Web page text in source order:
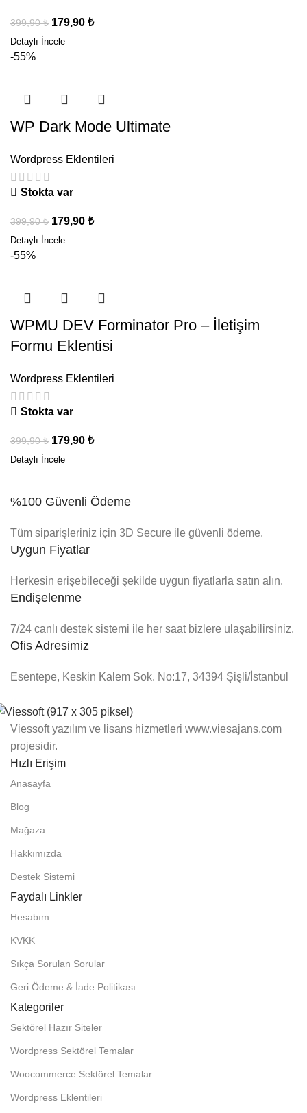
399,90₺ 179,90 ₺
-55%
WP Dark Mode Ultimate
Wordpress Eklentileri
Stokta var
399,90₺ 179,90 ₺
-55%
WPMU DEV Forminator Pro – İletişim
Formu Eklentisi
Wordpress Eklentileri
Stokta var
399,90₺ 179,90 ₺
%100 Güvenli Ödeme
Tüm siparişleriniz için 3D Secure ile güvenli ödeme.
Uygun Fiyatlar
Herkesin erişebileceği şekilde uygun fiyatlarla satın alın.
Endişelenme
7/24 canlı destek sistemi ile her saat bizlere ulaşabilirsiniz.
Ofis Adresimiz
Esentepe, Keskin Kalem Sok. No:17, 34394 Şişli/İstanbul
Viessoft yazılım ve lisans hizmetleri www.viesajans.com
projesidir.
Hızlı Erişim
Anasayfa
Blog
Mağaza
Hakkımızda
Destek Sistemi
Faydalı Linkler
Hesabım
KVKK
Sıkça Sorulan Sorular
Geri Ödeme & İade Politikası
Kategoriler
Sektörel Hazır Siteler
Wordpress Sektörel Temalar
Woocommerce Sektörel Temalar
Wordpress Eklentileri